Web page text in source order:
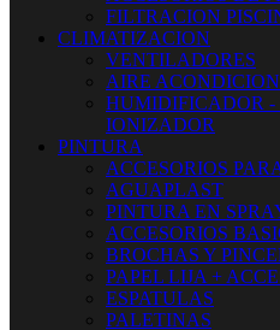
FILTRACION
CLIMATIZACION
VENTILADORES
AIRE
HUMIDIFICADOR
IONIZADOR
PINTURA
ACCESORIOS
AGUAPLAST
PINTURA EN
ACCESORIOS
BROCHAS Y
PAPEL LIJA +
ESPATULAS
PALETINAS